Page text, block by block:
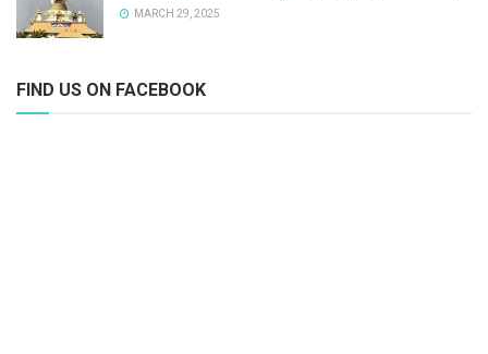
MARCH 29, 2025
FIND US ON FACEBOOK